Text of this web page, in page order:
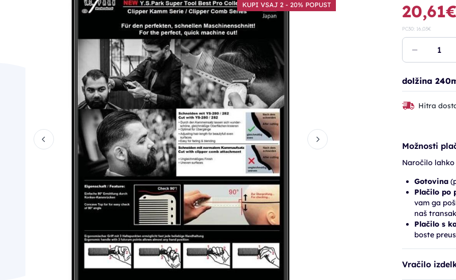
KUPI VSAJ 2 - 20% POPUST
20,61€
PC30: 16,03€
dolžina
Hitra
Možnosti
Naročilo
Gotovina
Plačilo po
vam ga
naš
Plačilo s
boste
Vračilo